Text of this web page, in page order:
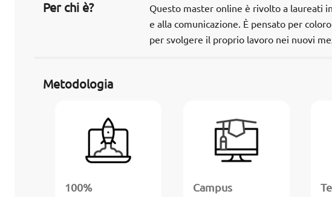
Per chi è?
Questo master online è rivolto a laureati
e alla comunicazione. È pensato per
per svolgere il proprio lavoro nei nuovi
Metodologia
100%
Campus